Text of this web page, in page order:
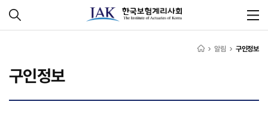
알림 구인정보
구인정보